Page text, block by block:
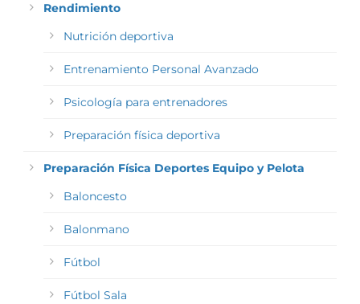
Rendimiento
Nutrición deportiva
Entrenamiento Personal Avanzado
Psicología para entrenadores
Preparación física deportiva
Preparación Física Deportes Equipo y Pelota
Baloncesto
Balonmano
Fútbol
Fútbol Sala